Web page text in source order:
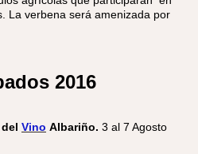
La verbena será amenizada por
2016
Vino Albariño. 3 al 7 Agosto